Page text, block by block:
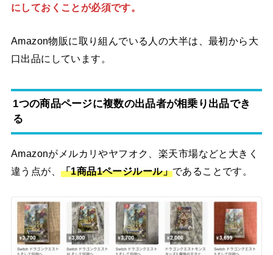
にしておくことが必須です。
Amazon物販に取り組んでいる人の大半は、最初から大
口出品にしています。
1つの商品ページに複数の出品者が相乗り出品でき
る
Amazonがメルカリやヤフオク、楽天市場などと大きく
違う点が、 「1商品1ページルール」であることです。